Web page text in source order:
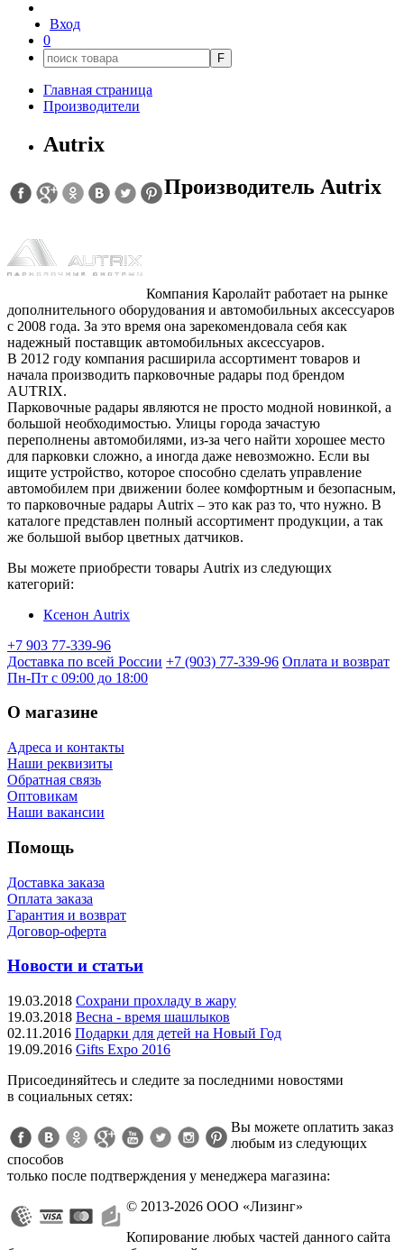
Вход
0
F
Главная страница
Производители
Autrix
Производитель Autrix
Компания Каролайт работает на рынке
дополнительного оборудования и автомобильных аксессуаров
с 2008 года. За это время она зарекомендовала себя как
надежный поставщик автомобильных аксессуаров.
В 2012 году компания расширила ассортимент товаров и
начала производить парковочные радары под брендом
AUTRIX.
Парковочные радары являются не просто модной новинкой, а
большой необходимостью. Улицы города зачастую
переполнены автомобилями, из-за чего найти хорошее место
для парковки сложно, а иногда даже невозможно. Если вы
ищите устройство, которое способно сделать управление
автомобилем при движении более комфортным и безопасным,
то парковочные радары Autrix – это как раз то, что нужно. В
каталоге представлен полный ассортимент продукции, а так
же большой выбор цветных датчиков.
Вы можете приобрести товары Autrix из следующих
категорий:
Ксенон Autrix
+7 903 77-339-96
Доставка по всей России +7 (903) 77-339-96 Оплата и возврат
Пн-Пт с 09:00 до 18:00
О магазине
Адреса и контакты
Наши реквизиты
Обратная связь
Оптовикам
Наши вакансии
Помощь
Доставка заказа
Оплата заказа
Гарантия и возврат
Договор-оферта
Новости и статьи
19.03.2018 Сохрани прохладу в жару
19.03.2018 Весна - время шашлыков
02.11.2016 Подарки для детей на Новый Год
19.09.2016 Gifts Expo 2016
Присоединяйтесь и следите за последними новостями
в социальных сетях:
Вы можете оплатить заказ
любым из следующих
способов
только после подтверждения у менеджера магазина:
© 2013-2026 ООО «Лизинг»
Копирование любых частей данного сайта